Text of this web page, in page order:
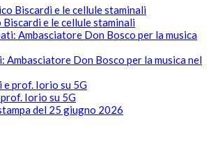
e le cellule staminali
Ambasciatore Don Bosco per la musica nel
Iorio su 5G
del 25 giugno 2026